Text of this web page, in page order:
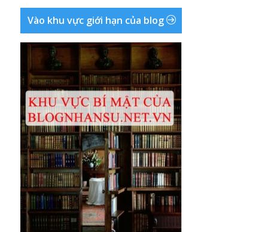
Vào khu vực giới hạn của blog